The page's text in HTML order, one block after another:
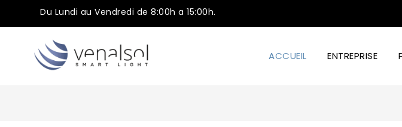
Du Lundi au Vendredi de 8:00h a 15:00h.
ACCUEIL ENTREPRISE